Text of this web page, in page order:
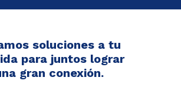
soluciones a tu
para juntos lograr
gran conexión.